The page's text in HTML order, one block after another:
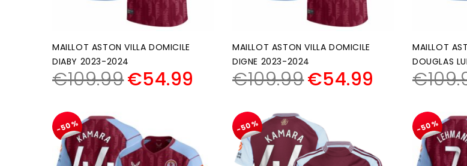
MAILLOT ASTON VILLA DOMICILE
DIABY 2023-2024
€109.99€54.99
MAILLOT ASTON VILLA DOMICILE
DIGNE 2023-2024
€109.99€54.99
MAILLOT
DOUGLAS
€
-50% -50% -50%